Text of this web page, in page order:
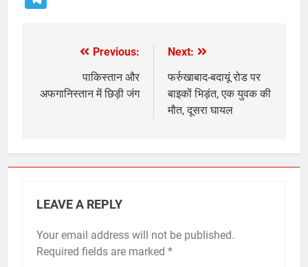
navigation
Previous:
पाकिस्तान और
अफगानिस्तान में छिड़ी जंग
Next:
फर्रुखाबाद-बदायूं रोड पर
बाइकों भिड़ंत, एक युवक की
मौत, दूसरा घायल
LEAVE A REPLY
Your email address will not be published.
Required fields are marked *